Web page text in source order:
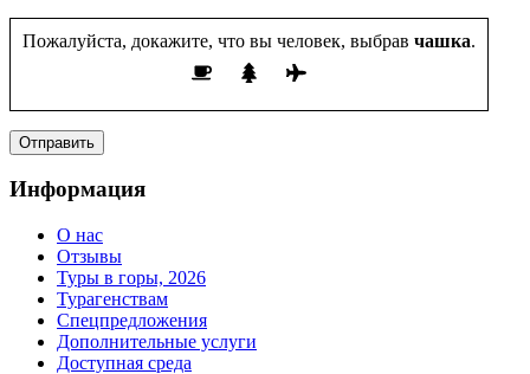
Пожалуйста, докажите, что вы человек, выбрав чашка.
Информация
О нас
Отзывы
Туры в горы, 2026
Турагенствам
Спецпредложения
Дополнительные услуги
Доступная среда